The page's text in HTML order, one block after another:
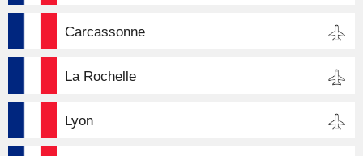
Carcassonne
La Rochelle
Lyon